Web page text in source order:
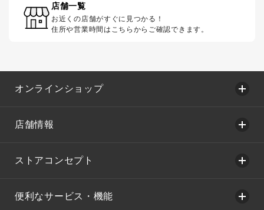
店舗一覧
お近くの店舗がすぐに見つかる！
住所や営業時間はこちらからご確認できます。
オンラインショップ
店舗情報
ストアコンセプト
便利なサービス・機能